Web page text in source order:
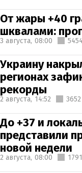
От жары +40
шквалами:
3 августа, 08:00 5454
Украину
регионах
рекорды
2 августа, 14:52 3652
До +37 и
представили
новой недели
2 августа, 08:00 1791